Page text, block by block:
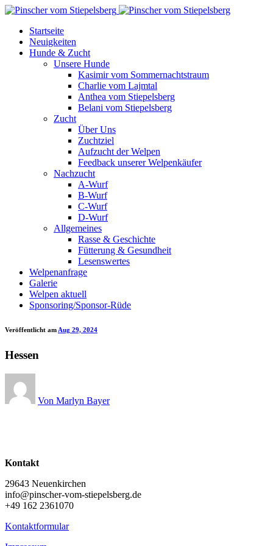
Startseite
Neuigkeiten
Hunde & Zucht
Unsere Hunde
Kasimir vom Sommernachtstraum
Charlie vom Lajmtal
Anthea vom Stiepelsberg
Belani vom Stiepelsberg
Zucht
Über Uns
Zuchtziel
Aufzucht der Welpen
Feedback unserer Welpenkäufer
Nachzucht
A-Wurf
B-Wurf
C-Wurf
D-Wurf
Allgemeines
Rasse & Geschichte
Fütterung & Gesundheit
Lesenswertes
Welpenanfrage
Galerie
Welpen aktuell
Sponsoring/Sponsor-Rüde
Veröffentlicht am Aug 29, 2024
Hessen
Von Marlyn Bayer
Kontakt
29643 Neuenkirchen
info@pinscher-vom-stiepelsberg.de
+49 162 2361070
Kontaktformular